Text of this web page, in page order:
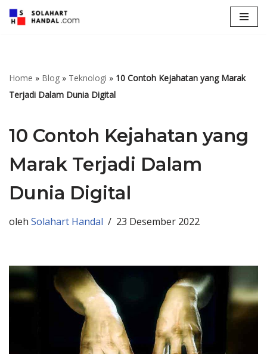
Home » Blog » Teknologi » 10 Contoh Kejahatan yang Marak
Terjadi Dalam Dunia Digital
10 Contoh Kejahatan yang
Marak Terjadi Dalam
Dunia Digital
oleh Solahart Handal 23 Desember 2022